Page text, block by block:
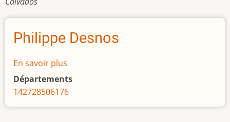
Philippe Desnos
En savoir plus
Philippe
Desnos
Départements
142728506176